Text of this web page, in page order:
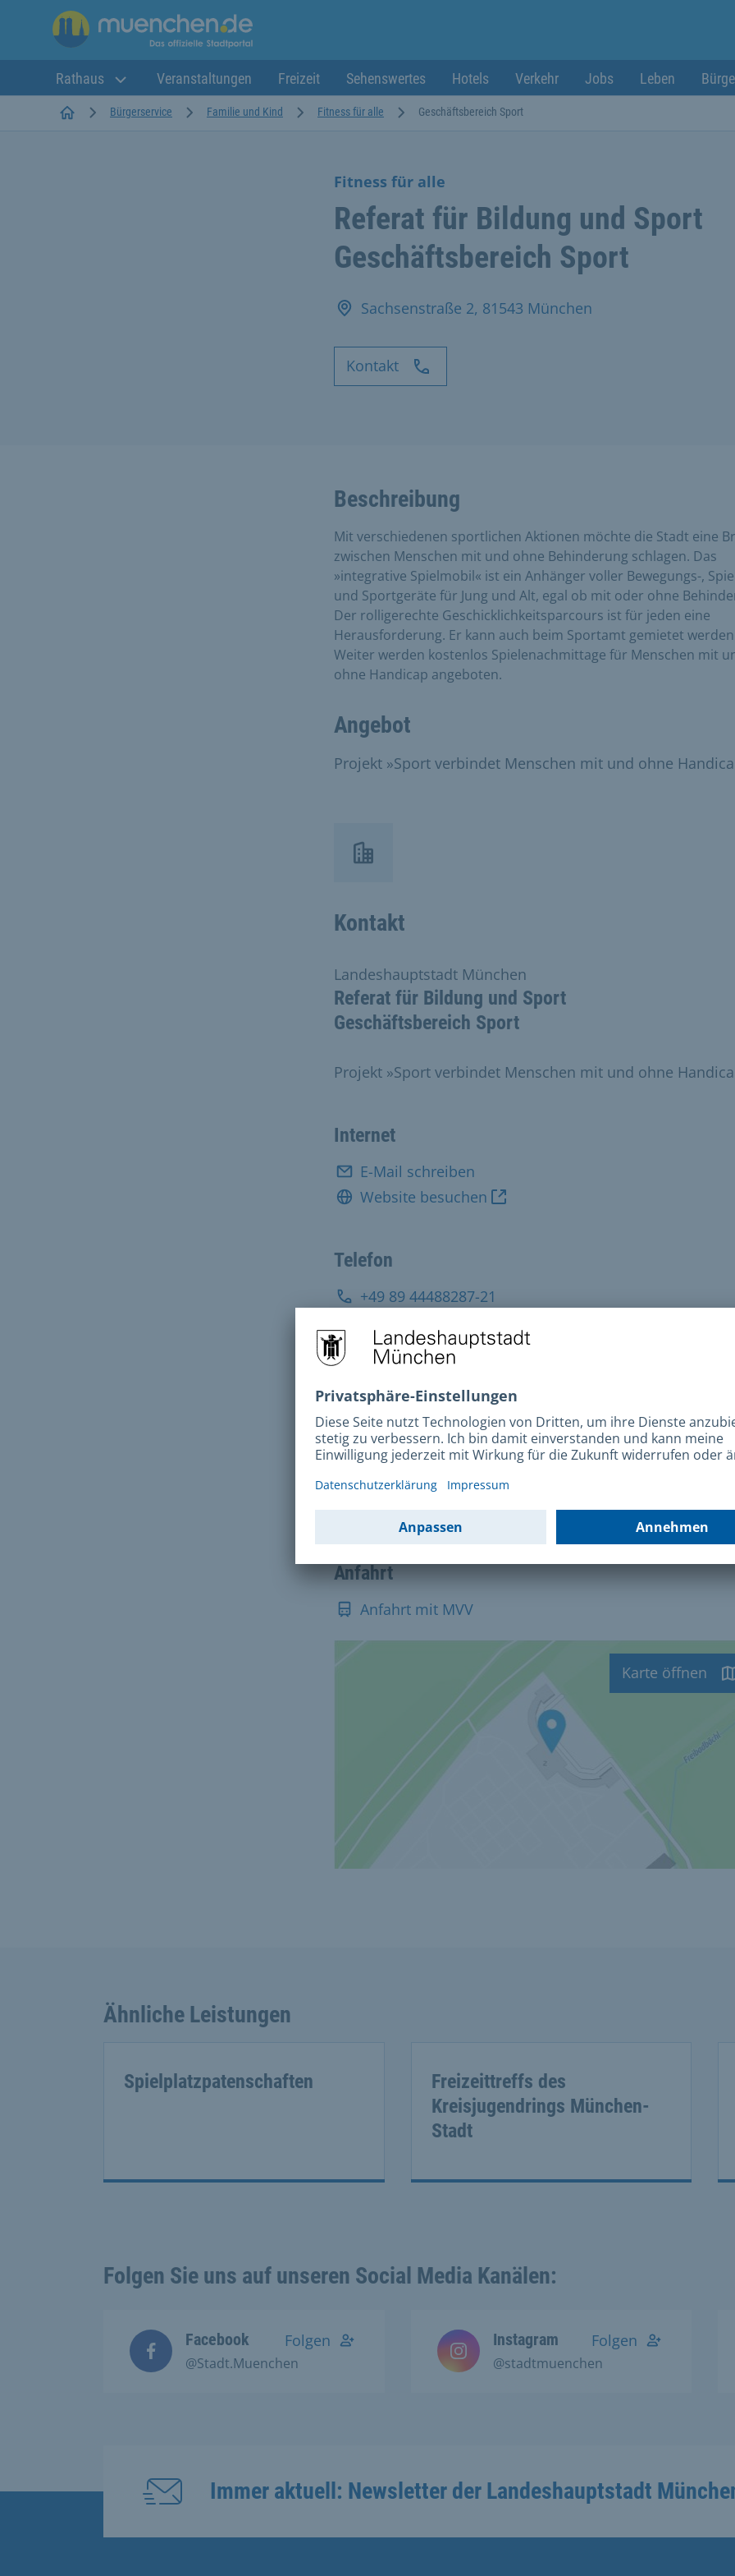
Rathaus Veranstaltungen Freizeit Sehenswertes Hotels Verkehr Jobs Leben
StartseiteBürgerservice Familie und Kind Fitness für alle Geschäftsbereich Sport
Fitness für alle
Referat für Bildung und Sport
Geschäftsbereich Sport
Sachsenstraße 2, 81543 München
Kontakt
Beschreibung
Mit verschiedenen sportlichen Aktionen möchte die Stadt eine
zwischen Menschen mit und ohne Behinderung schlagen. Das
»integrative Spielmobil« ist ein Anhänger voller Bewegungs-,
und Sportgeräte für Jung und Alt, egal ob mit oder ohne
Der rolligerechte Geschicklichkeitsparcours ist für jeden eine
Herausforderung. Er kann auch beim Sportamt gemietet
Weiter werden kostenlos Spielenachmittage für Menschen mit
ohne Handicap angeboten.
Angebot
Projekt »Sport verbindet Menschen mit und ohne
Kontakt
Referat für Bildung und Sport
Geschäftsbereich Sport
Landeshauptstadt München
Projekt »Sport verbindet Menschen mit und ohne
Internet
E-Mail schreiben
Website besuchen
Telefon
+49 89 44488287-21
Post
Fax:+49 89 44488287-22
Adresse
Sachsenstraße 2
81543 München
Anfahrt
Anfahrt mit MVV
Karte öffnen
Ähnliche Leistungen
Spielplatzpatenschaften
Freizeittreffs des
Kreisjugendrings München-
Stadt
Folgen Sie uns auf unseren Social Media Kanälen:
Facebook
@Stadt.Muenchen
Folgen Instagram
@stadtmuenchen
Folgen
Immer aktuell: Newsletter der Landeshauptstadt